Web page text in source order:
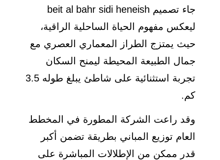
جاء تصميم beit al bahr sidi heneish
ليعكس مفهوم الحياة الساحلية الراقية،
حيث يمتزج الطراز المعماري العصري مع
جمال الطبيعة المحيطة ليمنح السكان
تجربة استثنائية على شاطئ يبلغ طوله 3.5
كم.
وقد راعت الشركة المطورة في المخطط
العام توزيع المباني بطريقة تضمن أكبر
قدر ممكن من الإطلالات المباشرة على